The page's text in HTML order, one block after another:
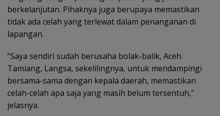
berkelanjutan. Pihaknya juga berupaya memastikan
tidak ada celah yang terlewat dalam penanganan di
lapangan.
“Saya sendiri sudah berusaha bolak-balik, Aceh
Tamiang, Langsa, sekelilingnya, untuk mendampingi
bersama-sama dengan kepala daerah, memastikan
celah-celah apa saja yang masih belum tersentuh,”
jelasnya.